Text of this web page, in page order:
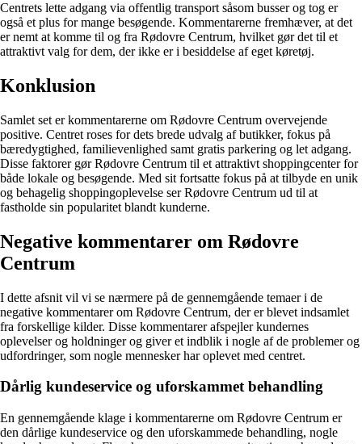
Centrets lette adgang via offentlig transport såsom busser og tog er
også et plus for mange besøgende. Kommentarerne fremhæver, at det
er nemt at komme til og fra Rødovre Centrum, hvilket gør det til et
attraktivt valg for dem, der ikke er i besiddelse af eget køretøj.
Konklusion
Samlet set er kommentarerne om Rødovre Centrum overvejende
positive. Centret roses for dets brede udvalg af butikker, fokus på
bæredygtighed, familievenlighed samt gratis parkering og let adgang.
Disse faktorer gør Rødovre Centrum til et attraktivt shoppingcenter for
både lokale og besøgende. Med sit fortsatte fokus på at tilbyde en unik
og behagelig shoppingoplevelse ser Rødovre Centrum ud til at
fastholde sin popularitet blandt kunderne.
Negative kommentarer om Rødovre
Centrum
I dette afsnit vil vi se nærmere på de gennemgående temaer i de
negative kommentarer om Rødovre Centrum, der er blevet indsamlet
fra forskellige kilder. Disse kommentarer afspejler kundernes
oplevelser og holdninger og giver et indblik i nogle af de problemer og
udfordringer, som nogle mennesker har oplevet med centret.
Dårlig kundeservice og uforskammet behandling
En gennemgående klage i kommentarerne om Rødovre Centrum er
den dårlige kundeservice og den uforskammede behandling, nogle